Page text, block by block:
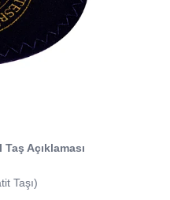
Açıklaması
Taşı)